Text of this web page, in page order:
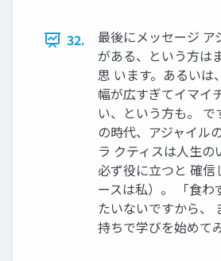
32.
最後にメッセージ ア
がある、という方は
思 います。あるいは
幅が広すぎてイマイ
い、という方も。 で
の時代、アジャイル
ラ クティスは人生の
必ず役に立つと 確信
ースは私）。 「食わ
たいないですから、
持ちで学びを始めて